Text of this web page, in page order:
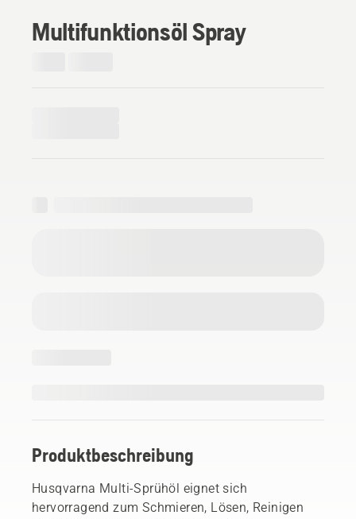
Multifunktionsöl Spray
Produktbeschreibung
Husqvarna Multi-Sprühöl eignet sich
hervorragend zum Schmieren, Lösen, Reinigen